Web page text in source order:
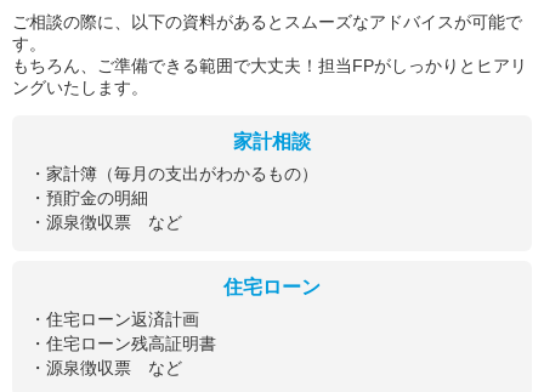
ご相談の際に、以下の資料があるとスムーズなアドバイスが可能で
す。
もちろん、ご準備できる範囲で大丈夫！担当FPがしっかりとヒアリ
ングいたします。
家計相談
・家計簿（毎月の支出がわかるもの）
・預貯金の明細
・源泉徴収票 など
住宅ローン
・住宅ローン返済計画
・住宅ローン残高証明書
・源泉徴収票 など